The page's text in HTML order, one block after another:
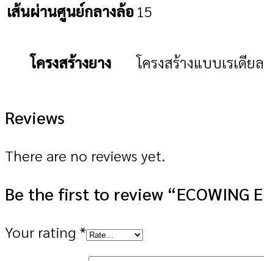
เส้นผ่านศูนย์กลางล้อ15
โครงสร้างยาง โครงสร้างแบบเรเดี
Reviews
There are no reviews yet.
Be the first to review “ECOWING
Your rating *